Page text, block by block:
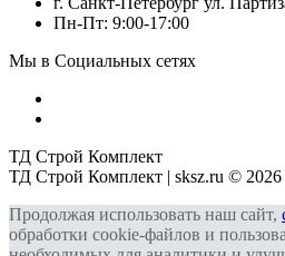
Пн-Пт: 9:00-17:00
Мы в Социальных сетях
ТД Строй Комплект
ТД Строй Комплект | sksz.ru © 2026
Продолжая использовать наш сайт,
обработки cookie-файлов и